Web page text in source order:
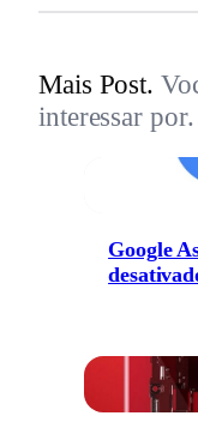
Mais Post.
interessar por.
Google